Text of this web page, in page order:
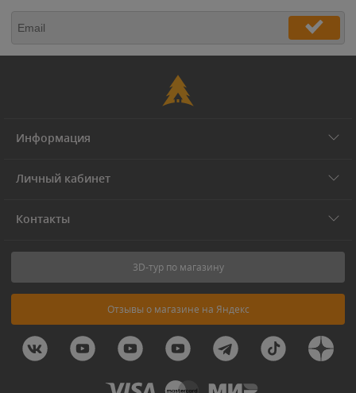
Информация
Личный кабинет
Контакты
3D-тур по магазину
Отзывы о магазине на Яндекс